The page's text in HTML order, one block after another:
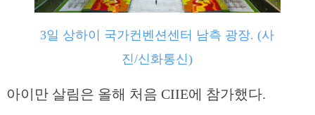
3일 상하이 국가컨벤션센터 남측 광장. (사
진/신화통신)
아이만 살림은 올해 처음 CIIE에 참가했다.